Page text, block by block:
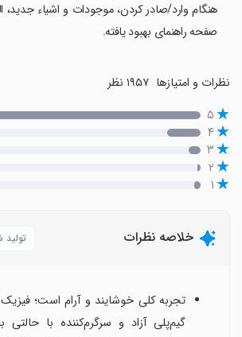
هنگام وارد/صادر کردن، موجودات و اشیاء جدید،
صفحه راهنمای بهبود یافته.
نظرات و امتیازها
۵
۴
۳
۲
۱
خلاصه نظرات
تجربه کلی خوشایند و آرام است؛
گیم‌پلی آزاد و سرگرم‌کننده با حالتی